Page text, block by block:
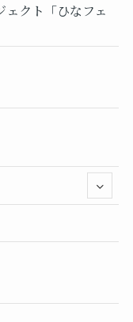
クト「ひなフェ